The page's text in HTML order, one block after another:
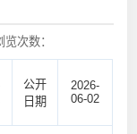
览次数：
公开
日期
2026-
06-02